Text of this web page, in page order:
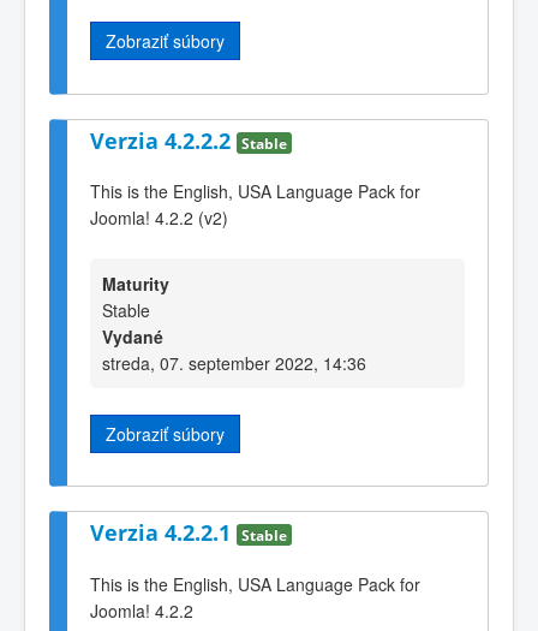
Zobraziť súbory
Verzia 4.2.2.2 Stable
This is the English, USA Language Pack for
Joomla! 4.2.2 (v2)
Maturity
Stable
Vydané
streda, 07. september 2022, 14:36
Zobraziť súbory
Verzia 4.2.2.1 Stable
This is the English, USA Language Pack for
Joomla! 4.2.2